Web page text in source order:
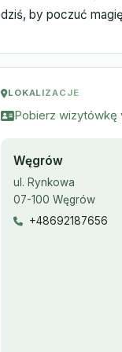
dziś, by poczuć
LOKALIZACJE
Pobierz wizytówkę
Węgrów
ul. Rynkowa
07-100 Węgrów
+48692187656